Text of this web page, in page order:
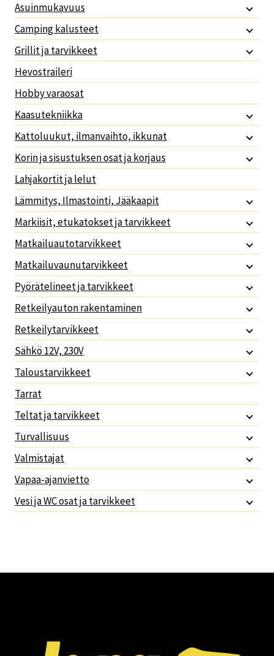
Asuinmukavuus
Camping kalusteet
Grillit ja tarvikkeet
Hevostraileri
Hobby varaosat
Kaasutekniikka
Kattoluukut, ilmanvaihto, ikkunat
Korin ja sisustuksen osat ja korjaus
Lahjakortit ja lelut
Lämmitys, Ilmastointi, Jääkaapit
Markiisit, etukatokset ja tarvikkeet
Matkailuautotarvikkeet
Matkailuvaunutarvikkeet
Pyörätelineet ja tarvikkeet
Retkeilyauton rakentaminen
Retkeilytarvikkeet
Sähkö 12V, 230V
Taloustarvikkeet
Tarrat
Teltat ja tarvikkeet
Turvallisuus
Valmistajat
Vapaa-ajanvietto
Vesi ja WC osat ja tarvikkeet